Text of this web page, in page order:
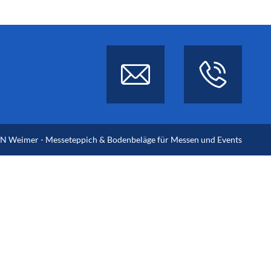
Weimer - Messeteppich & Bodenbeläge für Messen und Events